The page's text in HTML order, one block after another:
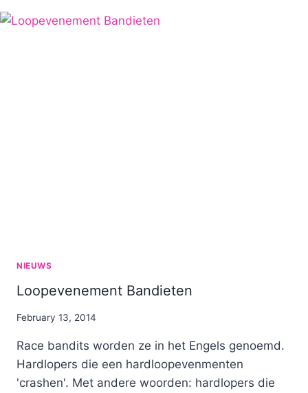
COMMOTIE
NIEUWS
Loopevenement Bandieten
By
February 13, 2014
Race bandits worden ze in het Engels genoemd.
Hardlopers die een hardloopevenmenten
'crashen'. Met andere woorden: hardlopers die